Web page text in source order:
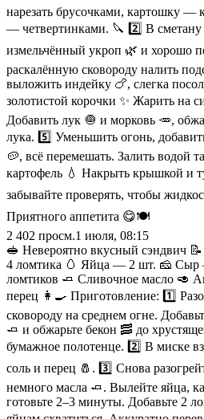
нарезать брусочками, картошку —
— четвертинками. 🔪 2️⃣ В сметану
измельчённый укроп 🌿 и хорошо
раскалённую сковороду налить
выложить индейку 🍗, слегка
золотистой корочки ✨ Жарить на
Добавить лук 🧅 и морковь 🥕,
лука. 5️⃣ Уменьшить огонь,
🥔, всё перемешать. Залить водой
картофель 💧 Накрыть крышкой и
забывайте проверять, чтобы
Приятного аппетита 😋🍽️
2 402 просм.1 июля, 08:15
🥪 Невероятно вкусный сэндвич
4 ломтика 🥚 Яйца — 2 шт. 🧀
ломтиков 🧈 Сливочное масло 🥑
перец 👩‍🍳 Приготовление: 1️⃣
сковороду на среднем огне.
🧈 и обжарьте бекон 🥓 до
бумажное полотенце. 2️⃣ В миске
соль и перец 🧂. 3️⃣ Снова
немного масла 🧈. Вылейте яйца,
готовьте 2–3 минуты. Добавьте 2